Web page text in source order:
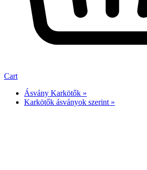
Cart
Ásvány Karkötők »
Karkötők ásványok szerint »